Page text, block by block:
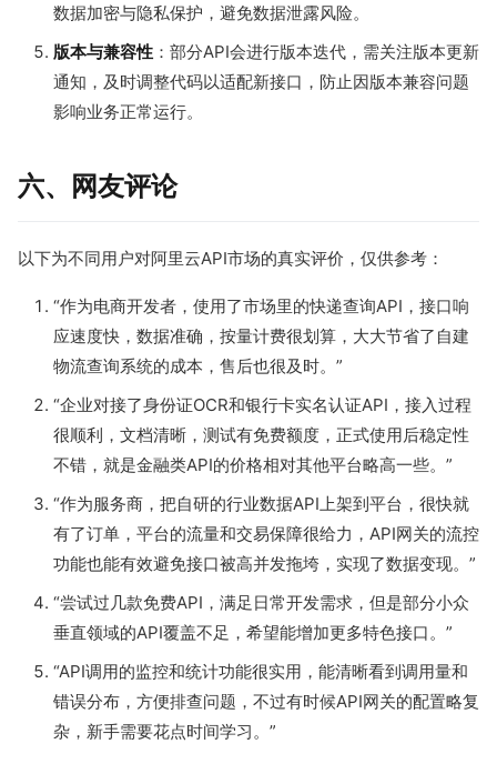
数据加密与隐私保护，避免数据泄露风险。
版本与兼容性 ：部分API会进行版本迭代，需关注版本更新
通知，及时调整代码以适配新接口，防止因版本兼容问题
影响业务正常运行。
六、网友评论
以下为不同用户对阿里云API市场的真实评价，仅供参考：
“作为电商开发者，使用了市场里的快递查询API，接口响
应速度快，数据准确，按量计费很划算，大大节省了自建
物流查询系统的成本，售后也很及时。”
“企业对接了身份证OCR和银行卡实名认证API，接入过程
很顺利，文档清晰，测试有免费额度，正式使用后稳定性
不错，就是金融类API的价格相对其他平台略高一些。”
“作为服务商，把自研的行业数据API上架到平台，很快就
有了订单，平台的流量和交易保障很给力，API网关的流控
功能也能有效避免接口被高并发拖垮，实现了数据变现。”
“尝试过几款免费API，满足日常开发需求，但是部分小众
垂直领域的API覆盖不足，希望能增加更多特色接口。”
“API调用的监控和统计功能很实用，能清晰看到调用量和
错误分布，方便排查问题，不过有时候API网关的配置略复
杂，新手需要花点时间学习。”